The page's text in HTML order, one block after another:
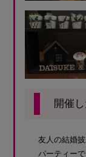
開催
友人の結婚披
パーティー